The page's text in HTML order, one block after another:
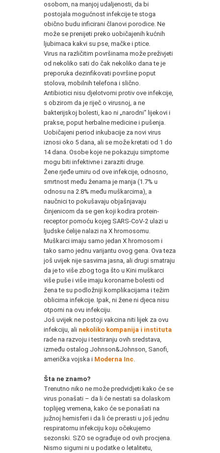
osobom, na manjoj udaljenosti, da bi
postojala mogućnost infekcije te stoga
obično budu inficirani članovi porodice. Ne
može se prenijeti preko uobičajenih kućnih
ljubimaca kakvi su pse, mačke i ptice.
Virus na različitim površinama može preživjeti
od nekoliko sati do čak nekoliko dana te je
preporuka dezinfikovati površine poput
stolova, mobilnih telefona i slično.
Antibiotici nisu djelotvorni protiv ove infekcije,
s obzirom da je riječ o virusnoj, a ne
bakterijskoj bolesti, kao ni „narodni“ lijekovi i
prakse, poput herbalne medicine i pušenja.
Uobičajeni period inkubacije za novi virus
iznosi oko 5 dana, ali se može kretati od 1 do
14 dana. Osobe koje ne pokazuju simptome
mogu biti infektivne i zaraziti druge.
Žene rjeđe umiru od ove infekcije, odnosno,
smrtnost među ženama je manja (1.7% u
odnosu na 2.8% među muškarcima), a
naučnici to pokušavaju objašnjavaju
činjenicom da se gen koji kodira protein-
receptor pomoću kojeg SARS-CoV-2 ulazi u
ljudske ćelije nalazi na X hromosomu.
Muškarci imaju samo jedan X hromosom i
tako samo jednu varijantu ovog gena. Ova teza
još uvijek nije sasvima jasna, ali drugi smatraju
da je to više zbog toga što u Kini muškarci
više puše i više imaju koronarne bolesti od
žena te su podložniji komplikacijama i težim
oblicima infekcije. Ipak, ni žene ni djeca nisu
otporni na ovu infekciju.
Još uvijek ne postoji vakcina niti lijek za ovu
infekciju, ali nekoliko kompanija i instituta
rade na razvoju i testiranju ovih sredstava,
između ostalog Johnson&Johnson, Sanofi,
američka vojska i Moderna Inc
Šta ne znamo?
Trenutno niko ne može predvidjeti kako će se
virus ponašati – da li će nestati sa dolaskom
toplijeg vremena, kako će se ponašati na
južnoj hemisferi i da li će prerasti u još jednu
respiratornu infekciju koju očekujemo
sezonski. SZO se ograđuje od ovih procjena.
Nismo sigurni ni u podatke o letalitetu,